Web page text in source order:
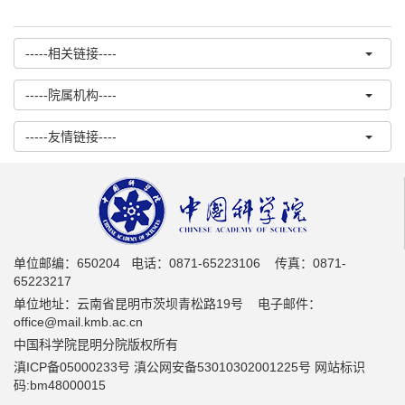
-----相关链接----
-----院属机构----
-----友情链接----
单位邮编：650204 电话：0871-65223106 传真：0871-
65223217
单位地址：云南省昆明市茨坝青松路19号 电子邮件：
office@mail.kmb.ac.cn
中国科学院昆明分院版权所有
滇ICP备05000233号 滇公网安备53010302001225号 网站标识
码:bm48000015